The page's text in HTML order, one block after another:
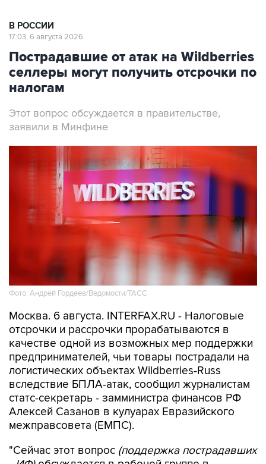
В РОССИИ
17:03, 6 августа 2026
Пострадавшие от атак на Wildberries
селлеры могут получить отсрочки по
налогам
Этот вопрос обсуждается в правительстве,
заявили в Минфине
Фото: Андрей Гордеев/Ведомости/ТАСС
Москва. 6 августа. INTERFAX.RU - Налоговые
отсрочки и рассрочки прорабатываются в
качестве одной из возможных мер поддержки
предпринимателей, чьи товары пострадали на
логистических объектах Wildberries-Russ
вследствие БПЛА-атак, сообщил журналистам
статс-секретарь - замминистра финансов РФ
Алексей Сазанов в кулуарах Евразийского
межправсовета (ЕМПС).
"Сейчас этот вопрос (поддержка пострадавших